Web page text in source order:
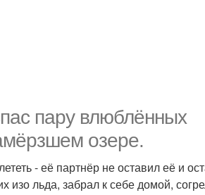
пару влюблённых
озере.
- её партнёр не оставил её и
льда, забрал к себе домой,